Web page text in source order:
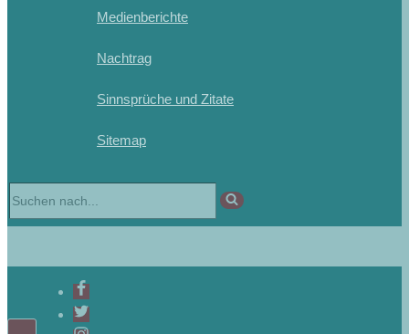
Medienberichte
Nachtrag
Sinnsprüche und Zitate
Sitemap